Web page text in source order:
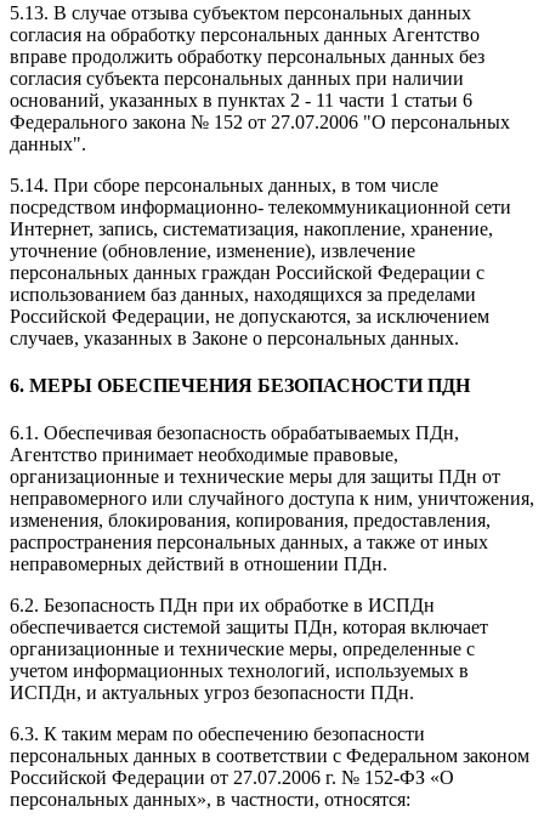
5.13. В случае отзыва субъектом персональных данных
согласия на обработку персональных данных Агентство
вправе продолжить обработку персональных данных без
согласия субъекта персональных данных при наличии
оснований, указанных в пунктах 2 - 11 части 1 статьи 6
Федерального закона № 152 от 27.07.2006 "О персональных
данных".
5.14. При сборе персональных данных, в том числе
посредством информационно- телекоммуникационной сети
Интернет, запись, систематизация, накопление, хранение,
уточнение (обновление, изменение), извлечение
персональных данных граждан Российской Федерации с
использованием баз данных, находящихся за пределами
Российской Федерации, не допускаются, за исключением
случаев, указанных в Законе о персональных данных.
6. МЕРЫ ОБЕСПЕЧЕНИЯ БЕЗОПАСНОСТИ ПДН
6.1. Обеспечивая безопасность обрабатываемых ПДн,
Агентство принимает необходимые правовые,
организационные и технические меры для защиты ПДн от
неправомерного или случайного доступа к ним, уничтожения,
изменения, блокирования, копирования, предоставления,
распространения персональных данных, а также от иных
неправомерных действий в отношении ПДн.
6.2. Безопасность ПДн при их обработке в ИСПДн
обеспечивается системой защиты ПДн, которая включает
организационные и технические меры, определенные с
учетом информационных технологий, используемых в
ИСПДн, и актуальных угроз безопасности ПДн.
6.3. К таким мерам по обеспечению безопасности
персональных данных в соответствии с Федеральном законом
Российской Федерации от 27.07.2006 г. № 152-ФЗ «О
персональных данных», в частности, относятся: